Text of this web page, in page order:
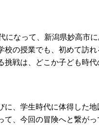
なって、新潟県妙高市
の授業でも、初めて訪
戦は、どこか子ども時
、学生時代に体得した
、今回の冒険へと繋がっ